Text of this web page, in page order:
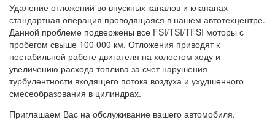
Удаление отложений во впускных каналов и клапанах —
стандартная операция проводящаяся в нашем автотехцентре.
Данной проблеме подвержены все FSI/TSI/TFSI моторы с
пробегом свыше 100 000 км. Отложения приводят к
нестабильной работе двигателя на холостом ходу и
увеличению расхода топлива за счет нарушения
турбулентности входящего потока воздуха и ухудшенного
смесеобразования в цилиндрах.
Приглашаем Вас на обслуживание вашего автомобиля.